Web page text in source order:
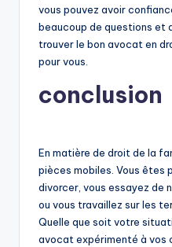
vous pouvez avoir
beaucoup de questions et
trouver le bon avocat en
pour vous.
conclusion
En matière de droit de la
pièces mobiles. Vous êtes
divorcer, vous essayez de
ou vous travaillez sur les
Quelle que soit votre
avocat expérimenté à vos